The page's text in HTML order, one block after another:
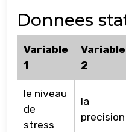
Donnees
Variable
1
Variable
2
le niveau
de
stress
la
precision